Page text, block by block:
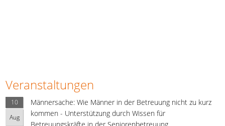
Veranstaltungen
10
Aug
Männersache: Wie Männer in der Betreuung nicht zu kurz
kommen - Unterstützung durch Wissen für